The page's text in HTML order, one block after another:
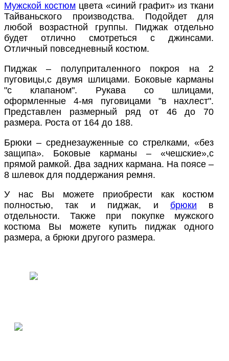
Мужской костюм цвета «синий графит» из ткани
Тайваньского производства. Подойдет для
любой возрастной группы. Пиджак отдельно
будет отлично смотреться с джинсами.
Отличный повседневный костюм.
Пиджак – полуприталенного покроя на 2
пуговицы,с двумя шлицами. Боковые карманы
"с клапаном". Рукава со шлицами,
оформленные 4-мя пуговицами "в нахлест".
Представлен размерный ряд от 46 до 70
размера. Роста от 164 до 188.
Брюки – среднезауженные со стрелками, «без
защипа». Боковые карманы – «чешские»,с
прямой рамкой. Два задних кармана. На поясе –
8 шлевок для поддержания ремня.
У нас Вы можете приобрести как костюм
полностью, так и пиджак, и брюки в
отдельности. Также при покупке мужского
костюма Вы можете купить пиджак одного
размера, а брюки другого размера.